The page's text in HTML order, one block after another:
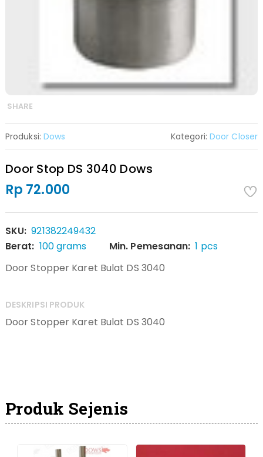
SHARE
Produksi: Dows Kategori: Door Closer
Door Stop DS 3040 Dows
Rp 72.000
SKU: 921382249432
Berat: 100 grams Min. Pemesanan: 1 pcs
Door Stopper Karet Bulat DS 3040
DESKRIPSI PRODUK
Door Stopper Karet Bulat DS 3040
Produk Sejenis